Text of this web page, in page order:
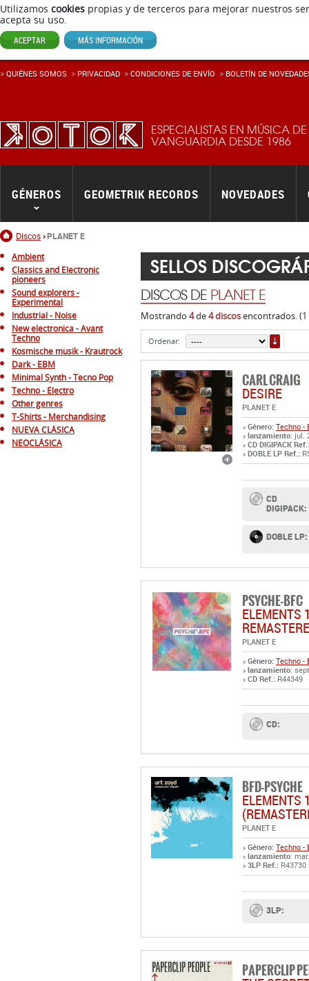
Utilizamos cookies propias y de terceros para mejorar nuestros
acepta su uso.
ACEPTAR MÁS INFORMACIÓN
ESPECIALISTAS EN MÚSICA DE
VANGUARDIA DESDE 1986
Inicio
Discos PLANET E
GÉNEROS GEOMETRIK RECORDS NOVEDADES
QUIÉNES SOMOS PRIVACIDAD CONDICIONES DE ENVÍ­O BOLETÍN DE
Ambient
Classics and Electronic
pioneers
Sound explorers -
Experimental
Industrial - Noise
New electronica - Avant
Techno
Kosmische musik - Krautrock
Dark - EBM
Minimal Synth - Tecno Pop
Techno - Electro
Other genres
T-Shirts - Merchandising
NUEVA CLÁSICA
NEOCLÁSICA
SELLOS
DISCOS DE PLANET E
Mostrando 4de4 discosencontrados. (1
Ordenar:
CARL CRAIG
DESIRE
PLANET E
Género: Techno -
lanzamiento: jul.
CD DIGIPACK Ref.:
DOBLE LP Ref.:
CD
DIGIPACK:
DOBLE LP:
PSYCHE-BFC
PLANET E
Género: Techno -
lanzamiento:
CD Ref.: R44349
CD:
BFD-PSYCHE
PLANET E
Género: Techno -
lanzamiento:
3LP Ref.: R43730
3LP:
PAPERCLIP